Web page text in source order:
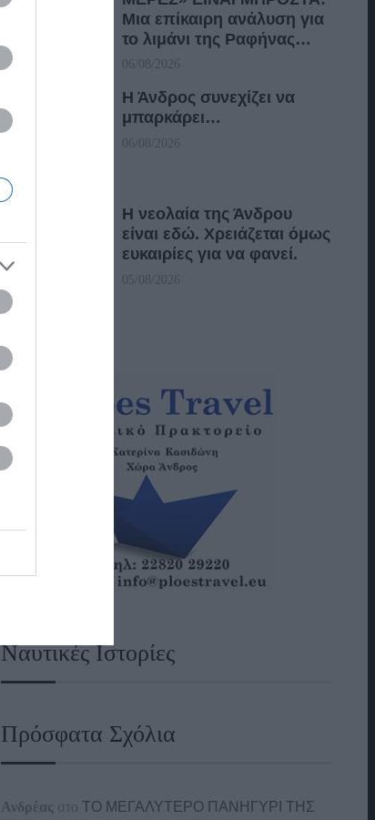
Μια επίκαιρη ανάλυση για
το λιμάνι της Ραφήνας…
06/08/2026
Η Άνδρος συνεχίζει να
μπαρκάρει…
06/08/2026
Η νεολαία της Άνδρου
είναι εδώ. Χρειάζεται όμως
ευκαιρίες για να φανεί.
05/08/2026
Ναυτικές Ιστορίες
Πρόσφατα Σχόλια
Ανδρέας στοΤΟ ΜΕΓΑΛΥΤΕΡΟ ΠΑΝΗΓΥΡΙ ΤΗΣ